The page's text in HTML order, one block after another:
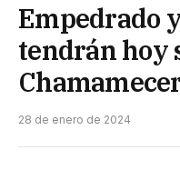
Empedrado
tendrán hoy
28 de enero de 2024